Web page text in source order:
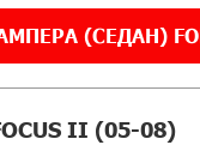
(СЕДАН)
II (05-08)